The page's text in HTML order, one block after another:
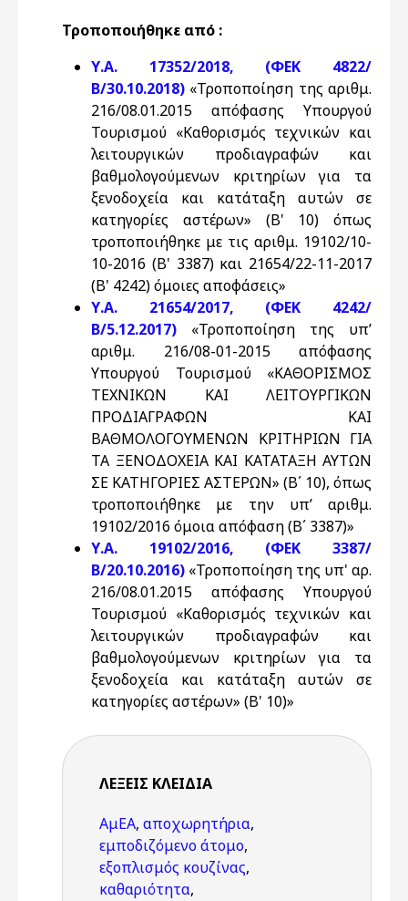
Τροποποιήθηκε από :
Υ.Α. 17352/2018, (ΦΕΚ 4822/
Β/30.10.2018) «Τροποποίηση της αριθμ.
216/08.01.2015 απόφασης Υπουργού
Τουρισμού «Καθορισμός τεχνικών και
λειτουργικών προδιαγραφών και
βαθμολογούμενων κριτηρίων για τα
ξενοδοχεία και κατάταξη αυτών σε
κατηγορίες αστέρων» (Β' 10) όπως
τροποποιήθηκε με τις αριθμ. 19102/10-
10-2016 (Β' 3387) και 21654/22-11-2017
(Β' 4242) όμοιες αποφάσεις»
Υ.Α. 21654/2017, (ΦΕΚ 4242/
Β/5.12.2017) «Τροποποίηση της υπ’
αριθμ. 216/08-01-2015 απόφασης
Υπουργού Τουρισμού «ΚΑΘΟΡΙΣΜΟΣ
ΤΕΧΝΙΚΩΝ ΚΑΙ ΛΕΙΤΟΥΡΓΙΚΩΝ
ΠΡΟΔΙΑΓΡΑΦΩΝ ΚΑΙ
ΒΑΘΜΟΛΟΓΟΥΜΕΝΩΝ ΚΡΙΤΗΡΙΩΝ ΓΙΑ
ΤΑ ΞΕΝΟΔΟΧΕΙΑ ΚΑΙ ΚΑΤΑΤΑΞΗ ΑΥΤΩΝ
ΣΕ ΚΑΤΗΓΟΡΙΕΣ ΑΣΤΕΡΩΝ» (Β΄ 10), όπως
τροποποιήθηκε με την υπ’ αριθμ.
19102/2016 όμοια απόφαση (Β΄ 3387)»
Υ.Α. 19102/2016, (ΦΕΚ 3387/
Β/20.10.2016) «Τροποποίηση της υπ' αρ.
216/08.01.2015 απόφασης Υπουργού
Τουρισμού «Καθορισμός τεχνικών και
λειτουργικών προδιαγραφών και
βαθμολογούμενων κριτηρίων για τα
ξενοδοχεία και κατάταξη αυτών σε
κατηγορίες αστέρων» (Β' 10)»
ΛΈΞΕΙΣ KΛΕΙΔΙΆ
ΑμΕΑ, αποχωρητήρια,
εμποδιζόμενο άτομο,
εξοπλισμός κουζίνας,
καθαριότητα,